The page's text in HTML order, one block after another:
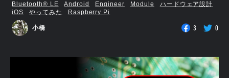
Bluetooth®︎ LE Android Engineer Module
ハードウェア設計
iOS
やってみた Raspberry Pi
小橋 3 0